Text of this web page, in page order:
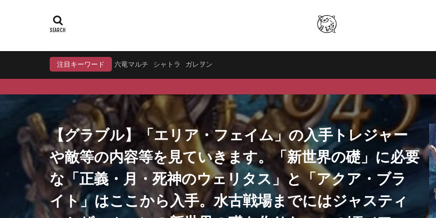
注目キーワード 六竜マルチ シャトラ ガレヲン
【グラブル】「エリア・フェイム」の入手トレジャー
や敵等の内容等を見ていきます。「新世界の礎」に必要
な「正義・月・死神のウェリタス」と「アクア・ブラ
イト」はここから入手。水古戦場までにはジャスティ